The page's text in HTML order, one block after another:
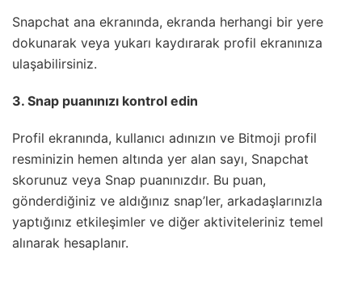
Snapchat ana ekranında, ekranda herhangi bir yere
dokunarak veya yukarı kaydırarak profil ekranınıza
ulaşabilirsiniz.
3. Snap puanınızı kontrol edin
Profil ekranında, kullanıcı adınızın ve Bitmoji profil
resminizin hemen altında yer alan sayı, Snapchat
skorunuz veya Snap puanınızdır. Bu puan,
gönderdiğiniz ve aldığınız snap’ler, arkadaşlarınızla
yaptığınız etkileşimler ve diğer aktiviteleriniz temel
alınarak hesaplanır.